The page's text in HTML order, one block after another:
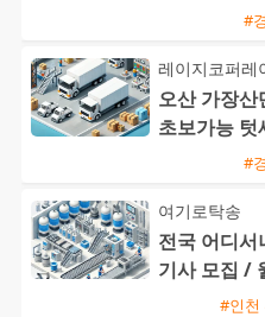
#
레이지코퍼레
오산 가장산
초보가능 텃
#
여기로탁송
전국 어디서
기사 모집 /
국인 환영#인천